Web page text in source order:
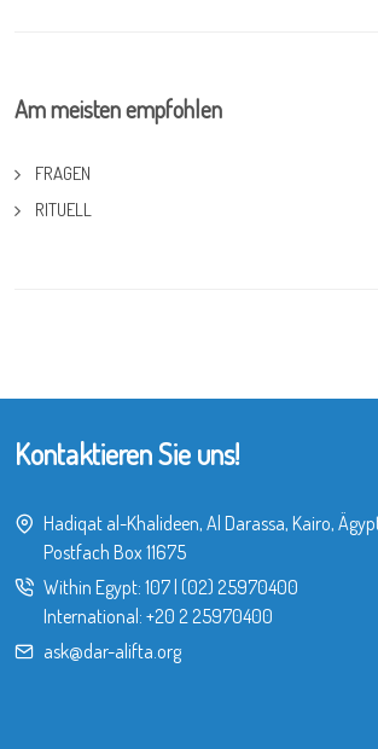
Am meisten empfohlen
FRAGEN
RITUELL
Kontaktieren Sie uns!
Hadiqat al-Khalideen, Al Darassa, Kairo,
Postfach Box 11675
Within Egypt: 107| (02) 25970400
International: +20 2 25970400
ask@dar-alifta.org